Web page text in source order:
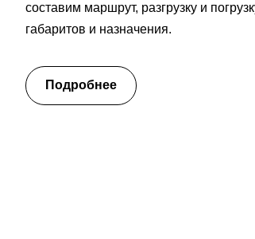
составим маршрут, разгрузку и
габаритов и назначения.
Подробнее